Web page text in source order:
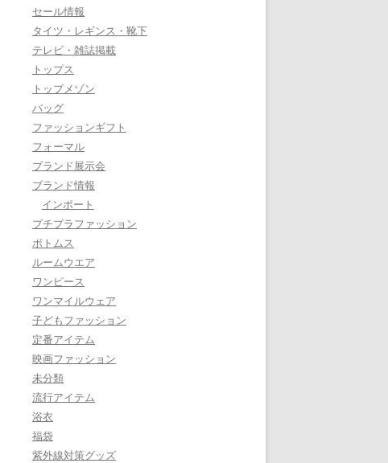
セール情報
タイツ・レギンス・靴下
テレビ・雑誌掲載
トップス
トップメゾン
バッグ
ファッションギフト
フォーマル
ブランド展示会
ブランド情報
インポート
プチプラファッション
ボトムス
ルームウエア
ワンピース
ワンマイルウェア
子どもファッション
定番アイテム
映画ファッション
未分類
流行アイテム
浴衣
福袋
紫外線対策グッズ